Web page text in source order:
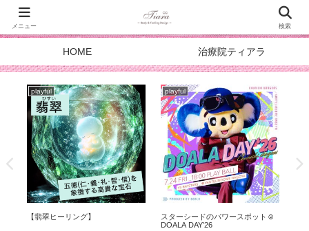
HOME 治療院ティアラ
playful
【翡翠ヒーリング】
playful
スターシードのパワースポット☺︎
DOALA DAY’26
メニュー 検索